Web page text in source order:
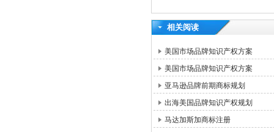
相关阅读
美国市场品牌知识产权方案
美国市场品牌知识产权方案
亚马逊品牌前期商标规划
出海美国品牌知识产权规划
马达加斯加商标注册